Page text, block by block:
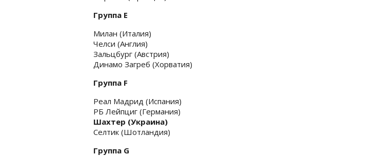
Группа E
Милан (Италия)
Челси (Англия)
Зальцбург (Австрия)
Динамо Загреб (Хорватия)
Группа F
Реал Мадрид (Испания)
РБ Лейпциг (Германия)
Шахтер (Украина)
Селтик (Шотландия)
Группа G